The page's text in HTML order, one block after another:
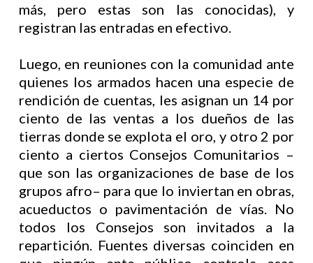
más, pero estas son las conocidas), y
registran las entradas en efectivo.
Luego, en reuniones con la comunidad ante
quienes los armados hacen una especie de
rendición de cuentas, les asignan un 14 por
ciento de las ventas a los dueños de las
tierras donde se explota el oro, y otro 2 por
ciento a ciertos Consejos Comunitarios –
que son las organizaciones de base de los
grupos afro– para que lo inviertan en obras,
acueductos o pavimentación de vías. No
todos los Consejos son invitados a la
repartición. Fuentes diversas coinciden en